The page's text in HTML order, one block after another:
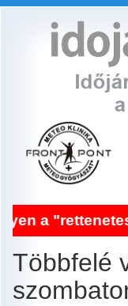
Többfelé